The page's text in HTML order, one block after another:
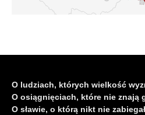
O ludziach, których wielkość
O osiągnięciach, które nie znają
O sławie, o którą nikt nie